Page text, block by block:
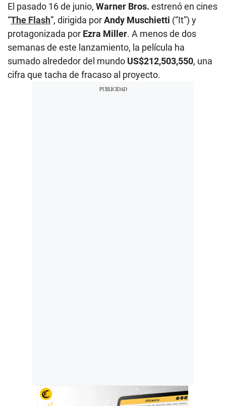
El pasado 16 de junio, Warner Bros. estrenó en cines
“The Flash”, dirigida porAndy Muschietti (“It”) y
protagonizada por Ezra Miller. A menos de dos
semanas de este lanzamiento, la película ha
sumado alrededor del mundo US$212,503,550, una
cifra que tacha de fracaso al proyecto.